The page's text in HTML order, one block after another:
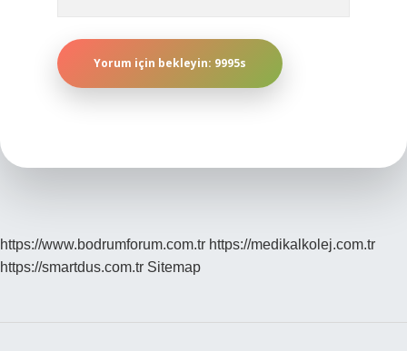
https://www.bodrumforum.com.tr https://medikalkolej.com.tr
https://smartdus.com.tr Sitemap